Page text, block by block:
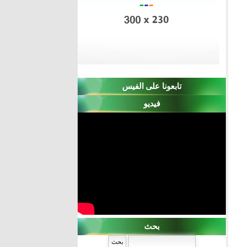
تابعونا على الفيس
فيديو
بحث